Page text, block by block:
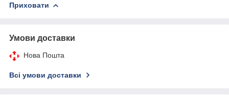
Приховати
Умови доставки
Нова Пошта
Всі умови доставки